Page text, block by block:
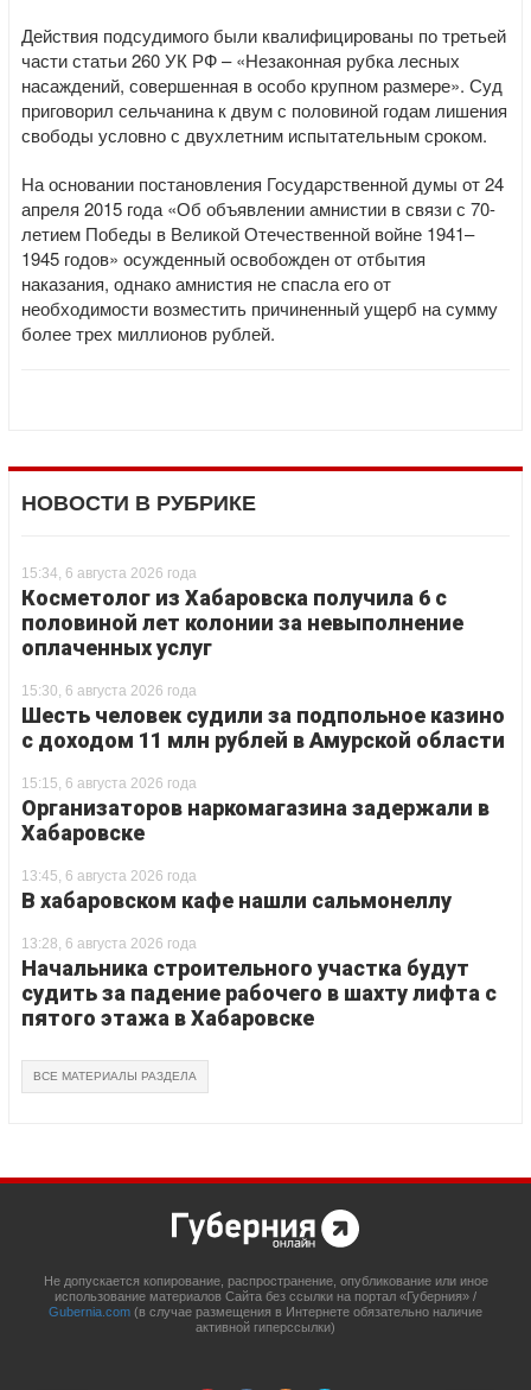
Действия подсудимого были квалифицированы по третьей
части статьи 260 УК РФ – «Незаконная рубка лесных
насаждений, совершенная в особо крупном размере». Суд
приговорил сельчанина к двум с половиной годам лишения
свободы условно с двухлетним испытательным сроком.
На основании постановления Государственной думы от 24
апреля 2015 года «Об объявлении амнистии в связи с 70-
летием Победы в Великой Отечественной войне 1941–
1945 годов» осужденный освобожден от отбытия
наказания, однако амнистия не спасла его от
необходимости возместить причиненный ущерб на сумму
более трех миллионов рублей.
НОВОСТИ В РУБРИКЕ
15:34, 6 августа 2026 года
Косметолог из Хабаровска получила 6 с
половиной лет колонии за невыполнение
оплаченных услуг
15:30, 6 августа 2026 года
Шесть человек судили за подпольное казино
с доходом 11 млн рублей в Амурской области
15:15, 6 августа 2026 года
Организаторов наркомагазина задержали в
Хабаровске
13:45, 6 августа 2026 года
В хабаровском кафе нашли сальмонеллу
13:28, 6 августа 2026 года
Начальника строительного участка будут
судить за падение рабочего в шахту лифта с
пятого этажа в Хабаровске
ВСЕ МАТЕРИАЛЫ РАЗДЕЛА
Не допускается копирование, распространение, опубликование или иное
использование материалов Сайта без ссылки на портал «Губерния» /
Gubernia.com (в случае размещения в Интернете обязательно наличие
активной гиперссылки)